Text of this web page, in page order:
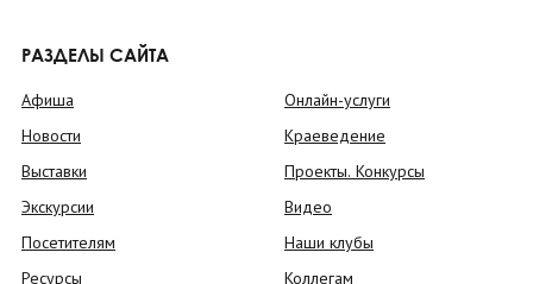
РАЗДЕЛЫ САЙТА
Афиша
Новости
Выставки
Экскурсии
Посетителям
Ресурсы
Онлайн-услуги
Краеведение
Проекты. Конкурсы
Видео
Наши клубы
Коллегам